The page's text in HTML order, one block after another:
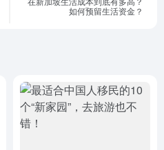
如何预留生活资金？